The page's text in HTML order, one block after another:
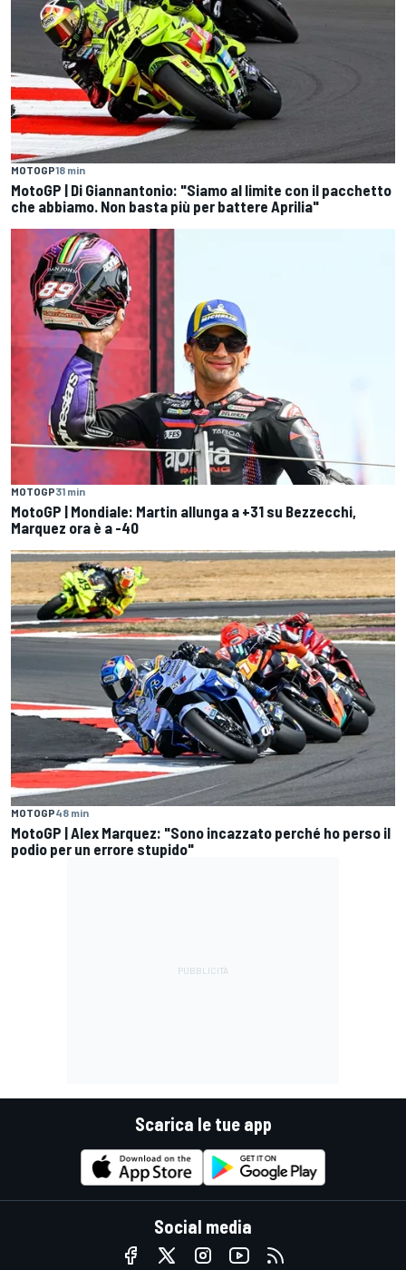
MOTOGP18 min
MotoGP | Di Giannantonio: "Siamo al limite con il pacchetto
che abbiamo. Non basta più per battere Aprilia"
MOTOGP31 min
MotoGP | Mondiale: Martin allunga a +31 su Bezzecchi,
Marquez ora è a -40
MOTOGP48 min
MotoGP | Alex Marquez: "Sono incazzato perché ho perso il
podio per un errore stupido"
Scarica le tue app
Social media